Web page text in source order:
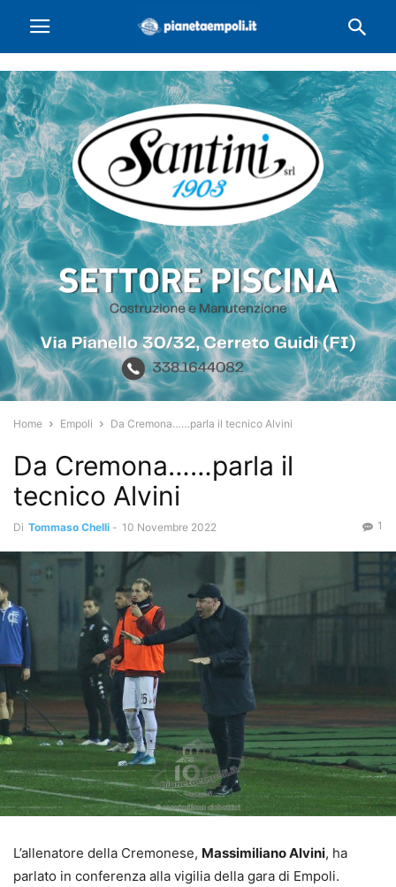
Home Empoli Da Cremona……parla il tecnico Alvini
Da Cremona……parla il
tecnico Alvini
Di Tommaso Chelli - 10 Novembre 2022 1
L’allenatore della Cremonese, Massimiliano Alvini, ha
parlato in conferenza alla vigilia della gara di Empoli.